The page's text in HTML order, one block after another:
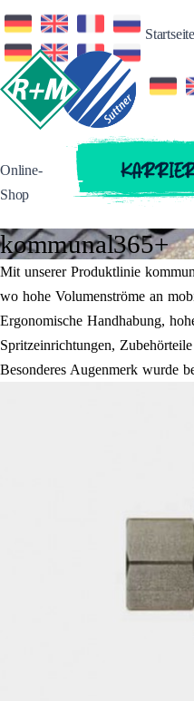
Startseite
Online-
Shop
kommunal365+
Mit unserer Produktlinie
wo hohe Volumenströme an
Ergonomische Handhabung,
Spritzeinrichtungen,
Besonderes Augenmerk wurde